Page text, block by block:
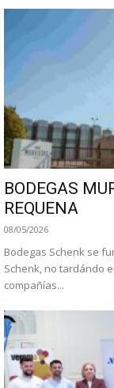
BODEGAS
REQUENA
08/05/2026
Bodegas Schenk se
Schenk, no tardándo
compañías...